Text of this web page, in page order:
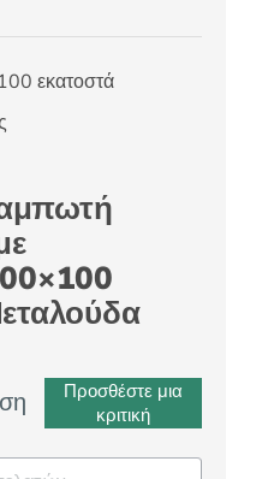
εκατοστά
Προσθέστε μια
κριτική